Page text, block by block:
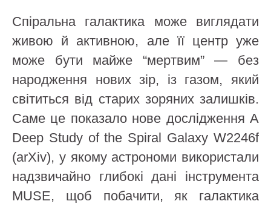
Спіральна галактика може виглядати
живою й активною, але її центр уже
може бути майже “мертвим” — без
народження нових зір, із газом, який
світиться від старих зоряних залишків.
Саме це показало нове дослідження A
Deep Study of the Spiral Galaxy W2246f
(arXiv), у якому астрономи використали
надзвичайно глибокі дані інструмента
MUSE, щоб побачити, як галактика